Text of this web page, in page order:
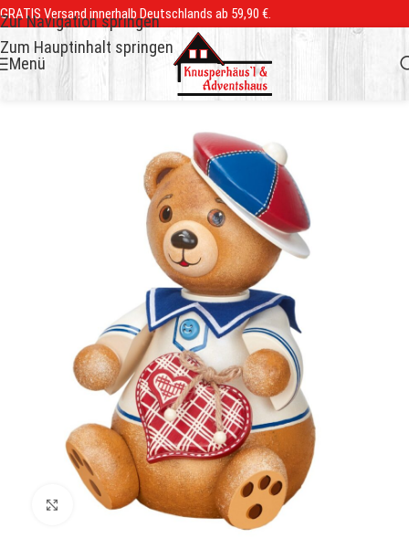
Zur Navigation springen
Zum Hauptinhalt springen
GRATIS Versand innerhalb Deutschlands ab 59,90 €.
Menü
Zum Vergrößern klicken